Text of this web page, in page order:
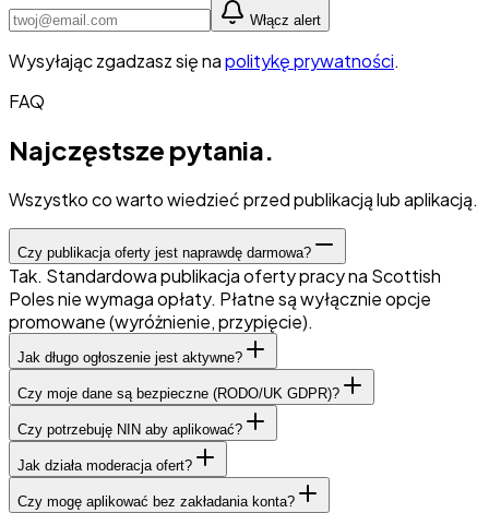
Włącz alert
Wysyłając zgadzasz się napolitykę prywatności.
FAQ
Najczęstsze pytania.
Wszystko co warto wiedzieć przed publikacją lub aplikacją.
Czy publikacja oferty jest naprawdę darmowa?
Tak. Standardowa publikacja oferty pracy na Scottish
Poles nie wymaga opłaty. Płatne są wyłącznie opcje
promowane (wyróżnienie, przypięcie).
Jak długo ogłoszenie jest aktywne?
Czy moje dane są bezpieczne (RODO/UK GDPR)?
Czy potrzebuję NIN aby aplikować?
Jak działa moderacja ofert?
Czy mogę aplikować bez zakładania konta?